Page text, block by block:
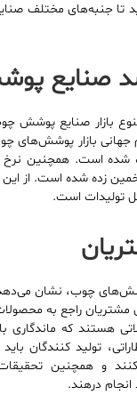
تا جنبه‌های مختلف
رشد صنایع
بازار صنایع پوشش
شده است. همچنین نرخ
4-6 درصد تخمین زده شده است.
چوب، نشان
مشتریان راجع به
هستند که ماندگاری
تولید کنندگان
و همچنین تحقیقات
درهند.